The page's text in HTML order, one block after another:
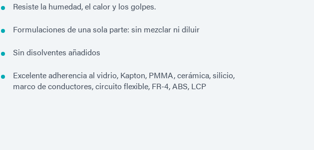
Resiste la humedad, el calor y los golpes.
Formulaciones de una sola parte: sin mezclar ni diluir
Sin disolventes añadidos
Excelente adherencia al vidrio, Kapton, PMMA, cerámica, silicio,
marco de conductores, circuito flexible, FR-4, ABS, LCP